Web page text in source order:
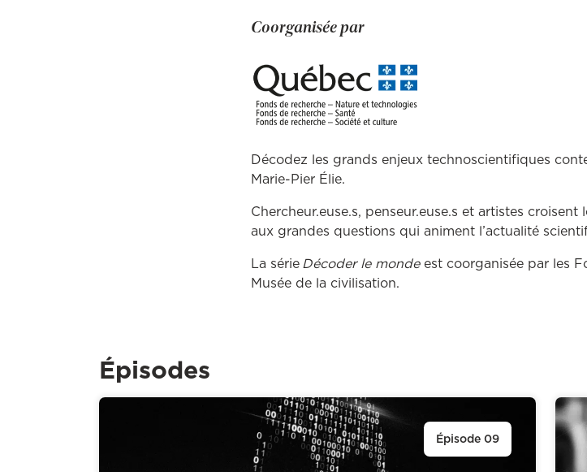
Coorganisée par
Décodez les grands enjeux technoscientifiques
Marie-Pier Élie.
Chercheur.euse.s, penseur.euse.s et artistes
aux grandes questions qui animent l’actualité
La sérieDécoder le monde est coorganisée par les
Musée de la civilisation.
Épisodes
Épisode 09